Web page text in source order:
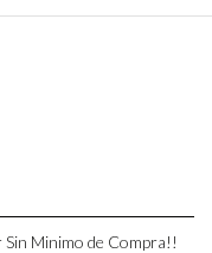
Minimo de Compra!!